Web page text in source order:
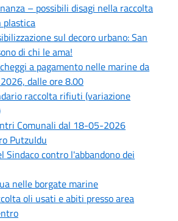
– possibili disagi nella raccolta
plastica
sul decoro urbano: San
di chi le ama!
a pagamento nelle marine da
dalle ore 8.00
raccolta rifiuti (variazione
Comunali dal 18-05-2026
PutzuIdu
Sindaco contro l'abbandono dei
nelle borgate marine
oli usati e abiti presso area